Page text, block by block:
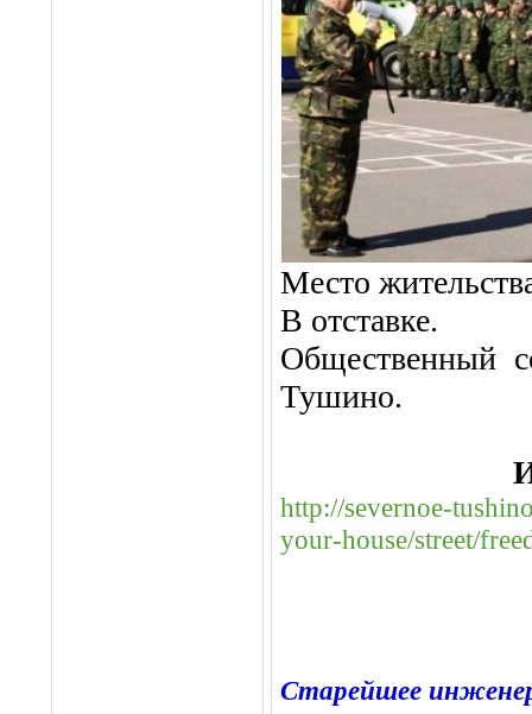
Место
В отставке.
Общественный
Тушино.
http://severnoe-
your-house/street/
Старейшее